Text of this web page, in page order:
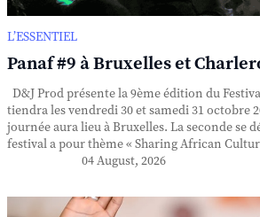
L’ESSENTIEL
Panaf #9 à Bruxelles et
D&J Prod présente la 9ème édition du
tiendra les vendredi 30 et samedi 31 octobre
journée aura lieu à Bruxelles. La seconde se
festival a pour thème « Sharing African
04 August, 2026